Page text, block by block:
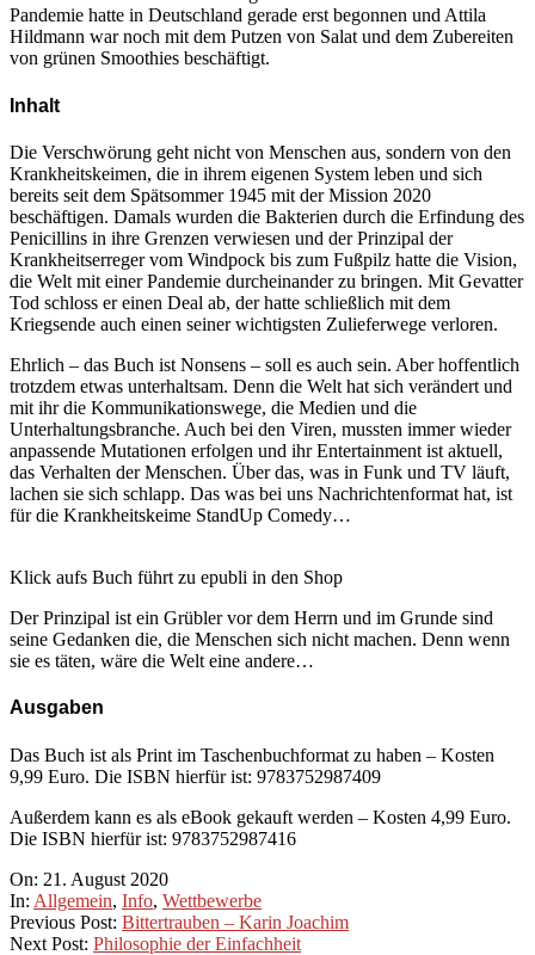
Pandemie hatte in Deutschland gerade erst begonnen und Attila
Hildmann war noch mit dem Putzen von Salat und dem Zubereiten
von grünen Smoothies beschäftigt.
Inhalt
Die Verschwörung geht nicht von Menschen aus, sondern von den
Krankheitskeimen, die in ihrem eigenen System leben und sich
bereits seit dem Spätsommer 1945 mit der Mission 2020
beschäftigen. Damals wurden die Bakterien durch die Erfindung des
Penicillins in ihre Grenzen verwiesen und der Prinzipal der
Krankheitserreger vom Windpock bis zum Fußpilz hatte die Vision,
die Welt mit einer Pandemie durcheinander zu bringen. Mit Gevatter
Tod schloss er einen Deal ab, der hatte schließlich mit dem
Kriegsende auch einen seiner wichtigsten Zulieferwege verloren.
Ehrlich – das Buch ist Nonsens – soll es auch sein. Aber hoffentlich
trotzdem etwas unterhaltsam. Denn die Welt hat sich verändert und
mit ihr die Kommunikationswege, die Medien und die
Unterhaltungsbranche. Auch bei den Viren, mussten immer wieder
anpassende Mutationen erfolgen und ihr Entertainment ist aktuell,
das Verhalten der Menschen. Über das, was in Funk und TV läuft,
lachen sie sich schlapp. Das was bei uns Nachrichtenformat hat, ist
für die Krankheitskeime StandUp Comedy…
Klick aufs Buch führt zu epubli in den Shop
Der Prinzipal ist ein Grübler vor dem Herrn und im Grunde sind
seine Gedanken die, die Menschen sich nicht machen. Denn wenn
sie es täten, wäre die Welt eine andere…
Ausgaben
Das Buch ist als Print im Taschenbuchformat zu haben – Kosten
9,99 Euro. Die ISBN hierfür ist: 9783752987409
Außerdem kann es als eBook gekauft werden – Kosten 4,99 Euro.
Die ISBN hierfür ist: 9783752987416
2020-
08-
21
On: 21. August 2020
In: Allgemein, Info, Wettbewerbe
Previous Post: Bittertrauben – Karin Joachim
Next Post: Philosophie der Einfachheit